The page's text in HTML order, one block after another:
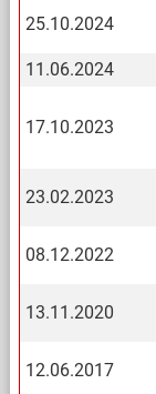
25.10.2024
11.06.2024
17.10.2023
23.02.2023
08.12.2022
13.11.2020
12.06.2017